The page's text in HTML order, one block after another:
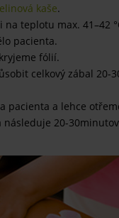
kaše.
teplotu max. 41–42
pacienta.
fólií.
celkový zábal 20-
pacienta a lehce
20-